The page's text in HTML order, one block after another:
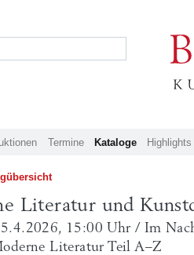
Termine Kataloge Highlights
Literatur und
15:00 Uhr / Im
Literatur Teil A–Z